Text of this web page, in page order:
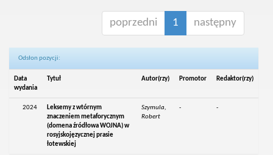
poprzedni 1 następny
Odsłon pozycji:
Data
wydania
Tytuł Autor(rzy) Promotor Redaktor(rzy)
2024
Leksemy z wtórnym
znaczeniem metaforycznym
(domena źródłowa WOJNA) w
rosyjskojęzycznej prasie
łotewskiej
Szymula,
Robert
- -